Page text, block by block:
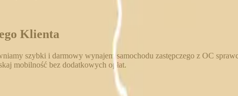
Klienta
szybki i darmowy wynajem samochodu zastępczego z OC
mobilność bez dodatkowych opłat.